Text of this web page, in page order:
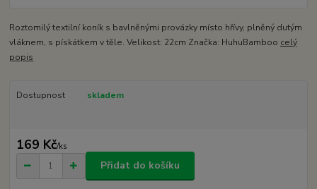
Roztomilý textilní koník s bavlněnými provázky místo hřívy, plněný dutým
vláknem, s pískátkem v těle. Velikost: 22cm Značka: HuhuBamboo celý
popis
Dostupnost skladem
169 Kč/ks
Přidat do košíku